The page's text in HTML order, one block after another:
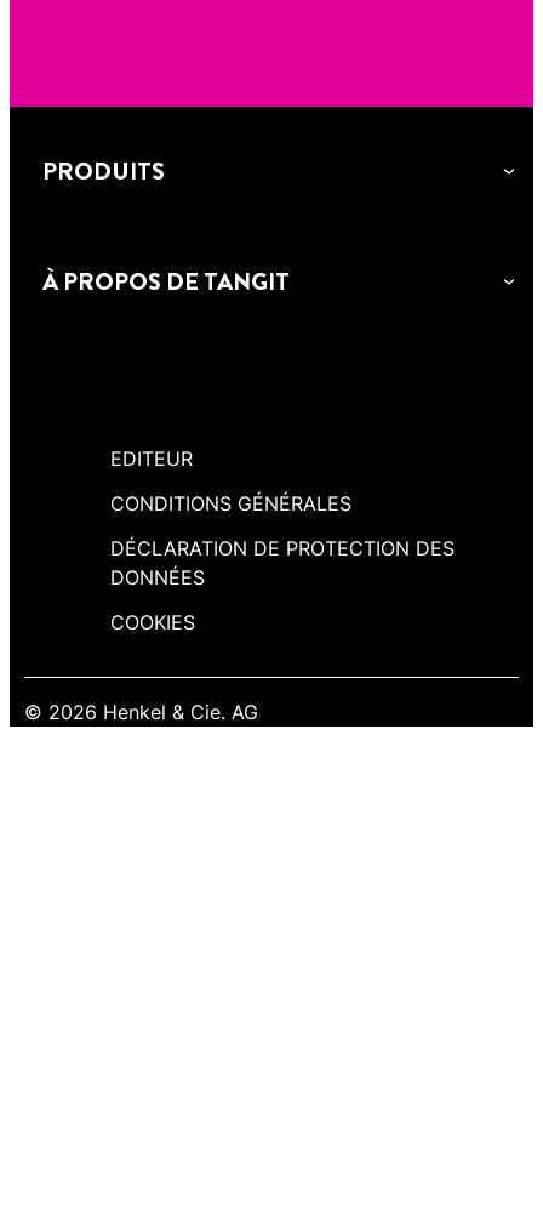
PRODUITS
À PROPOS DE TANGIT
EDITEUR
CONDITIONS GÉNÉRALES
DÉCLARATION DE PROTECTION DES
DONNÉES
COOKIES
© 2026 Henkel & Cie. AG